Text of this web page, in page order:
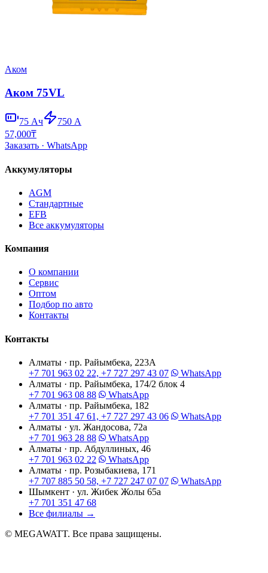
Аком
Аком 75VL
75 Ач 750 А
57,000₸
Заказать · WhatsApp
Аккумуляторы
AGM
Стандартные
EFB
Все аккумуляторы
Компания
О компании
Сервис
Оптом
Подбор по авто
Контакты
Контакты
Алматы · пр. Райымбека, 223А
+7 701 963 02 22, +7 727 297 43 07
WhatsApp
Алматы · пр. Райымбека, 174/2 блок 4
+7 701 963 08 88
WhatsApp
Алматы · пр. Райымбека, 182
+7 701 351 47 61, +7 727 297 43 06
WhatsApp
Алматы · ул. Жандосова, 72а
+7 701 963 28 88
WhatsApp
Алматы · пр. Абдуллиных, 46
+7 701 963 02 22
WhatsApp
Алматы · пр. Розыбакиева, 171
+7 707 885 50 58, +7 727 247 07 07
WhatsApp
Шымкент · ул. Жибек Жолы 65а
+7 701 351 47 68
Все филиалы →
© MEGAWATT. Все права защищены.